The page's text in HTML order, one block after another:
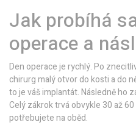
Jak probíhá
operace a
Den operace je rychlý. Po
chirurg malý otvor do kosti a do
to je váš implantát. Následně ho
Celý zákrok trvá obvykle 30 až
potřebujete na oběd.